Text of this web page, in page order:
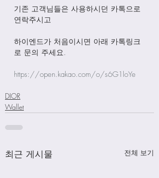
기존 고객님들은 사용하시던 카톡으로
연락주시고
하이엔드가 처음이시면 아래 카톡링크
로 문의 주세요.
https://open.kakao.com/o/s6G1loYe
DIOR
Wallet
최근 게시물 전체 보기